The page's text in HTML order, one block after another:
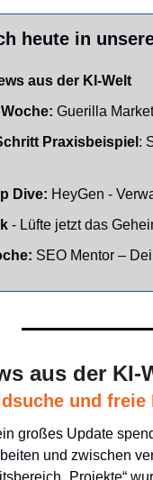
heute in
aus der KI-Welt
Guerilla
Praxisbeispiel :
Dive: HeyGen -
- Lüfte jetzt das
SEO Mentor –
aus der KI-
und freie
großes Update
und zwischen
„Projekte“